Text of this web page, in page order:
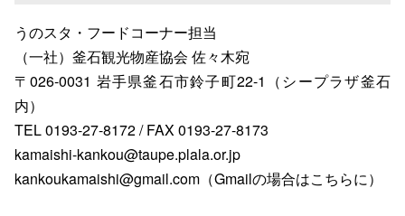
うのスタ・フードコーナー担当
（⼀社）釜⽯観光物産協会 佐々⽊宛
〒026-0031 岩⼿県釜⽯市鈴⼦町22-1（シープラザ釜⽯
内）
TEL 0193-27-8172 / FAX 0193-27-8173
kamaishi-kankou@taupe.plala.or.jp
kankoukamaishi@gmail.com（Gmailの場合はこちらに）